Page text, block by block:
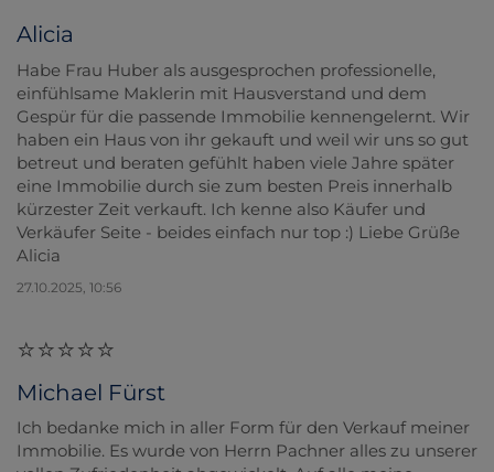
Alicia
Habe Frau Huber als ausgesprochen professionelle,
einfühlsame Maklerin mit Hausverstand und dem
Gespür für die passende Immobilie kennengelernt. Wir
haben ein Haus von ihr gekauft und weil wir uns so gut
betreut und beraten gefühlt haben viele Jahre später
eine Immobilie durch sie zum besten Preis innerhalb
kürzester Zeit verkauft. Ich kenne also Käufer und
Verkäufer Seite - beides einfach nur top :) Liebe Grüße
Alicia
27.10.2025, 10:56
Michael Fürst
Ich bedanke mich in aller Form für den Verkauf meiner
Immobilie. Es wurde von Herrn Pachner alles zu unserer